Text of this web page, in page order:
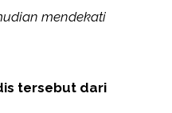
mendekati
tersebut dari